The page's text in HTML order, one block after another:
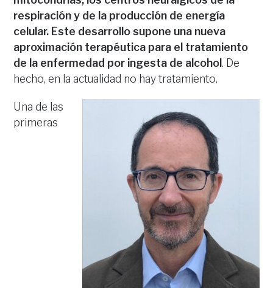
respiración y de la producción de energía
celular. Este desarrollo supone una nueva
aproximación terapéutica para el tratamiento
de la enfermedad por ingesta de alcohol. De
hecho, en la actualidad no hay tratamiento.
Una de las
primeras